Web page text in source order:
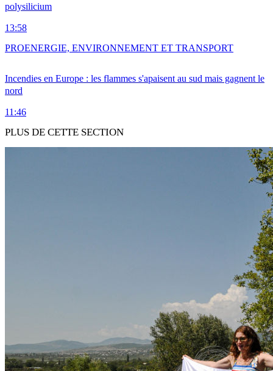
polysilicium
13:58
Incendies en Europe : les flammes s'apaisent au sud mais gagnent le
nord
11:46
PROENERGIE, ENVIRONNEMENT ET TRANSPORT
PLUS DE CETTE SECTION